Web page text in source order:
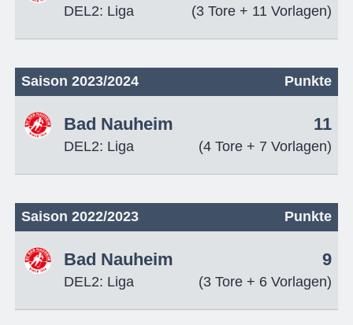
DEL2: Liga (3 Tore + 11 Vorlagen)
Saison 2023/2024 Punkte
Bad Nauheim
DEL2: Liga
11
(4 Tore + 7 Vorlagen)
Saison 2022/2023 Punkte
Bad Nauheim
DEL2: Liga
9
(3 Tore + 6 Vorlagen)